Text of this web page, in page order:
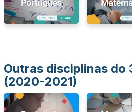
Outras disciplinas do
(2020-2021)